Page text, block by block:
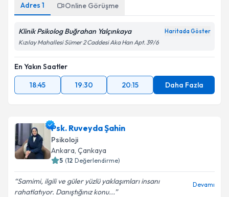
Adres 1 Online Görüşme
Klinik Psikolog Buğrahan Yalçınkaya Haritada Göster
Kızılay Mahallesi Sümer 2 Caddesi Aka Han Apt. 39/6
En Yakın Saatler
18:45
19:30 20:15 Daha Fazla
Psk. Ruveyda Şahin
Psikoloji
Ankara, Çankaya
5 (12 Değerlendirme)
Samimi, ilgili ve güler yüzlü yaklaşımları insanı
rahatlatıyor. Danıştığınız konu...
Devamı